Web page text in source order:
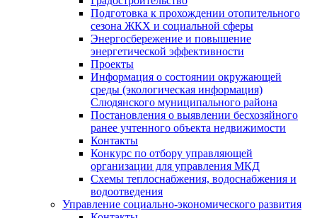
Подготовка к прохождении отопительного
сезона ЖКХ и социальной сферы
Энергосбережение и повышение
энергетической эффективности
Проекты
Информация о состоянии окружающей
среды (экологическая информация)
Слюдянского муниципального района
Постановления о выявлении бесхозяйного
ранее учтенного объекта недвижимости
Контакты
Конкурс по отбору управляющей
организации для управления МКД
Схемы теплоснабжения, водоснабжения и
водоотведения
Управление социально-экономического развития